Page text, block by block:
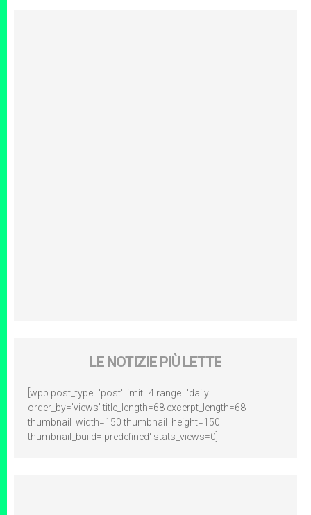
LE NOTIZIE PIÙ LETTE
[wpp post_type='post' limit=4 range='daily'
order_by='views' title_length=68 excerpt_length=68
thumbnail_width=150 thumbnail_height=150
thumbnail_build='predefined' stats_views=0]